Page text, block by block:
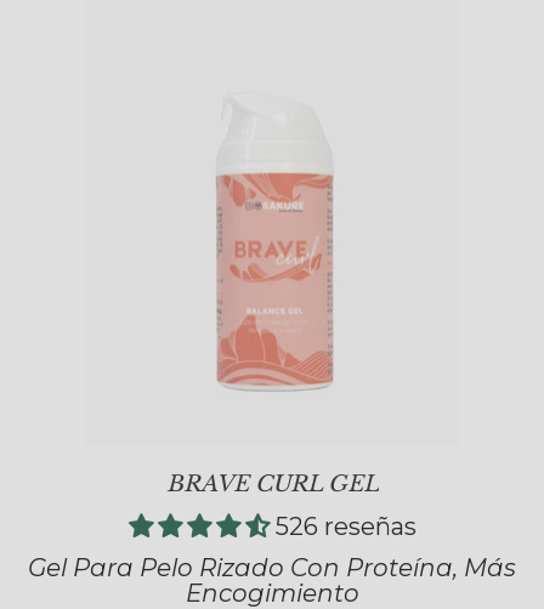
BRAVE CURL GEL
526 reseñas
Gel Para Pelo Rizado Con Proteína, Más
Encogimiento